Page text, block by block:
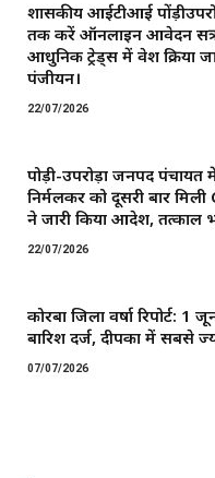
शासकीय आईटीआई
तक करें ऑनलाइन आवेदन
आधुनिक ट्रेड्स में प्रवेश
पंजीयन।
22/07/2026
पोड़ी-उपरोड़ा जनपद
निर्मलकर को दूसरी बार
ने जारी किया आदेश, तत्काल
22/07/2026
कोरबा जिला वर्षा
बारिश दर्ज, दीपका में सबसे
07/07/2026